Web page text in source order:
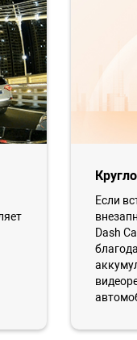
Если
Dash